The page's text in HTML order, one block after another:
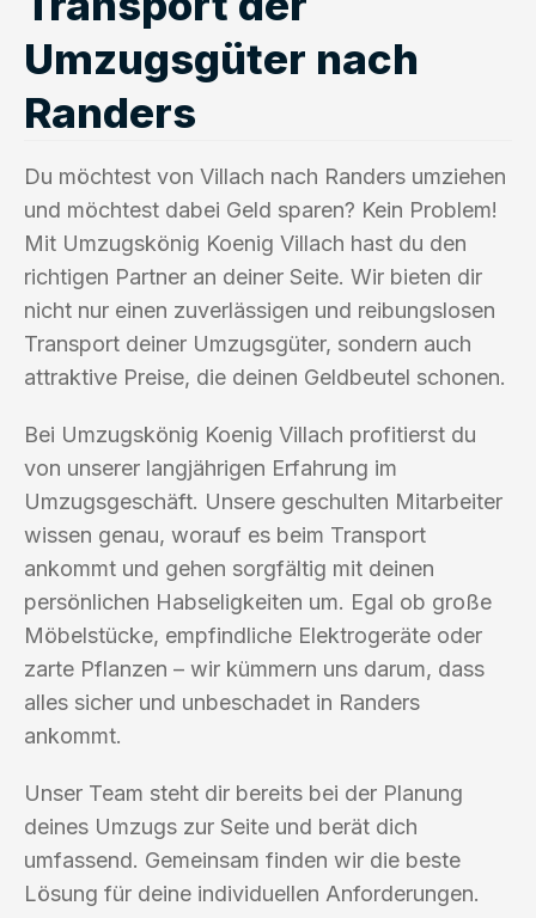
Umzugsgüter nach
Randers
Du möchtest von Villach nach Randers umziehen
und möchtest dabei Geld sparen? Kein Problem!
Mit Umzugskönig Koenig Villach hast du den
richtigen Partner an deiner Seite. Wir bieten dir
nicht nur einen zuverlässigen und reibungslosen
Transport deiner Umzugsgüter, sondern auch
attraktive Preise, die deinen Geldbeutel schonen.
Bei Umzugskönig Koenig Villach profitierst du
von unserer langjährigen Erfahrung im
Umzugsgeschäft. Unsere geschulten Mitarbeiter
wissen genau, worauf es beim Transport
ankommt und gehen sorgfältig mit deinen
persönlichen Habseligkeiten um. Egal ob große
Möbelstücke, empfindliche Elektrogeräte oder
zarte Pflanzen – wir kümmern uns darum, dass
alles sicher und unbeschadet in Randers
ankommt.
Unser Team steht dir bereits bei der Planung
deines Umzugs zur Seite und berät dich
umfassend. Gemeinsam finden wir die beste
Lösung für deine individuellen Anforderungen.